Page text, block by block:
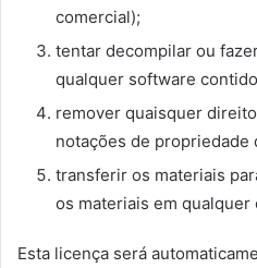
comercial);
tentar decompilar ou
qualquer software
remover quaisquer
notações de propriedade
transferir os materiais
os materiais em qualquer
Esta licença será